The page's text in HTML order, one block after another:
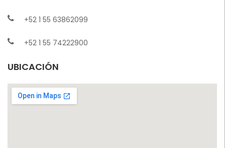
+52 1 55 63862099
+52 1 55 74222900
UBICACIÓN